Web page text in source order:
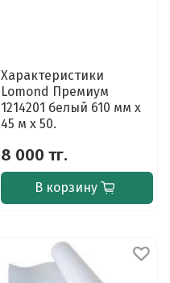
Характеристики
Lomond Премиум
1214201 белый 610 мм x
45 м x 50.
8 000 тг.
В корзину